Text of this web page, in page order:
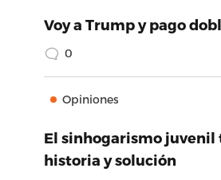
Voy a Trump y pago
0
Opiniones
El sinhogarismo juvenil
historia y solución